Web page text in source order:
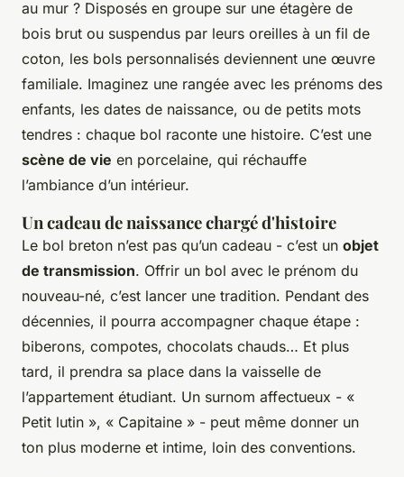
au mur ? Disposés en groupe sur une étagère de
bois brut ou suspendus par leurs oreilles à un fil de
coton, les bols personnalisés deviennent une œuvre
familiale. Imaginez une rangée avec les prénoms des
enfants, les dates de naissance, ou de petits mots
tendres : chaque bol raconte une histoire. C’est une
scène de vie en porcelaine, qui réchauffe
l’ambiance d’un intérieur.
Un cadeau de naissance chargé d'histoire
Le bol breton n’est pas qu’un cadeau - c’est un objet
de transmission. Offrir un bol avec le prénom du
nouveau-né, c’est lancer une tradition. Pendant des
décennies, il pourra accompagner chaque étape :
biberons, compotes, chocolats chauds… Et plus
tard, il prendra sa place dans la vaisselle de
l’appartement étudiant. Un surnom affectueux - «
Petit lutin », « Capitaine » - peut même donner un
ton plus moderne et intime, loin des conventions.